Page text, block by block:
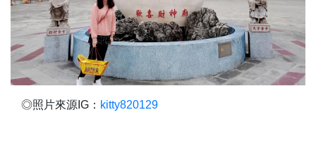
◎照片來源IG： kitty820129